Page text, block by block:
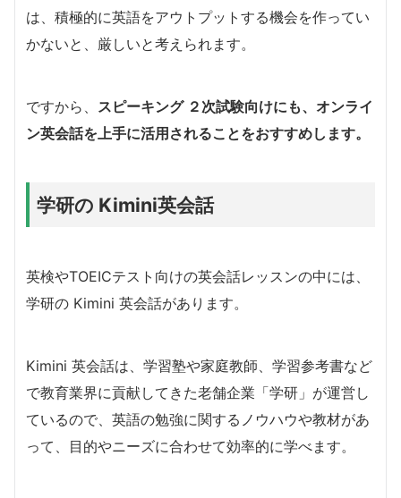
は、積極的に英語をアウトプットする機会を作ってい
かないと、厳しいと考えられます。
ですから、 スピーキング ２次試験向けにも、オンライ
ン英会話を上手に活用されることをおすすめします。
学研の Kimini英会話
英検やTOEICテスト向けの英会話レッスンの中には、
学研の Kimini 英会話があります。
Kimini 英会話は、学習塾や家庭教師、学習参考書など
で教育業界に貢献してきた老舗企業「学研」が運営し
ているので、英語の勉強に関するノウハウや教材があ
って、目的やニーズに合わせて効率的に学べます。